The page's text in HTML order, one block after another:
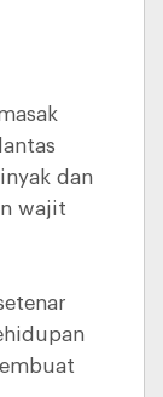
dan
wajit